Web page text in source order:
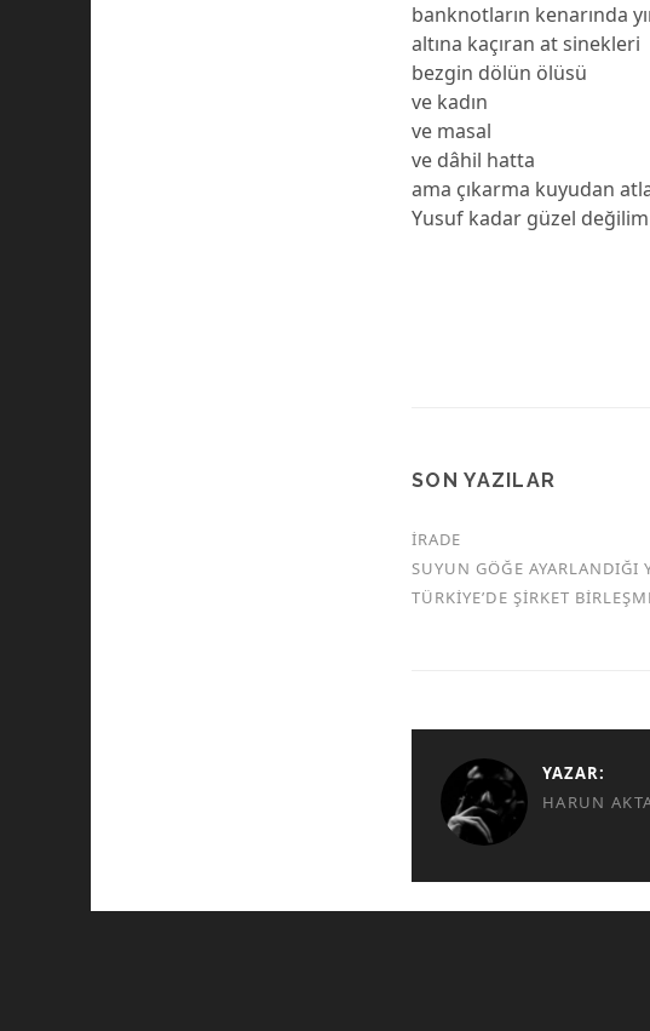
banknotların kenarında
altına kaçıran at sinekleri
bezgin dölün ölüsü
ve kadın
ve masal
ve dâhil hatta
ama çıkarma kuyudan
Yusuf kadar güzel değilim
SON YAZILAR
İRADE
SUYUN GÖĞE AYARLANDIĞI
TÜRKİYE’DE ŞİRKET
YAZAR:
HARUN